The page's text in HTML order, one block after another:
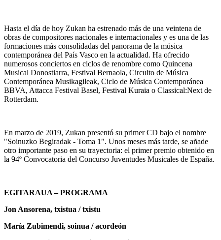
Hasta el día de hoy Zukan ha estrenado más de una veintena de
obras de compositores nacionales e internacionales y es una de las
formaciones más consolidadas del panorama de la música
contemporánea del País Vasco en la actualidad. Ha ofrecido
numerosos conciertos en ciclos de renombre como Quincena
Musical Donostiarra, Festival Bernaola, Circuito de Música
Contemporánea Musikagileak, Ciclo de Música Contemporánea
BBVA, Attacca Festival Basel, Festival Kuraia o Classical:Next de
Rotterdam.
En marzo de 2019, Zukan presentó su primer CD bajo el nombre
"Soinuzko Begiradak - Toma 1". Unos meses más tarde, se añade
otro importante paso en su trayectoria: el primer premio obtenido en
la 94º Convocatoria del Concurso Juventudes Musicales de España.
EGITARAUA – PROGRAMA
Jon Ansorena, txistua / txistu
María Zubimendi, soinua / acordeón